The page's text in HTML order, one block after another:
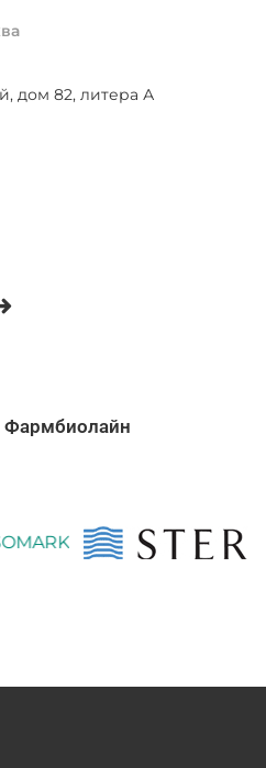
дом 82, литера А
Фармбиолайн